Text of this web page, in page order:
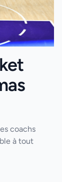
coachs
à tout